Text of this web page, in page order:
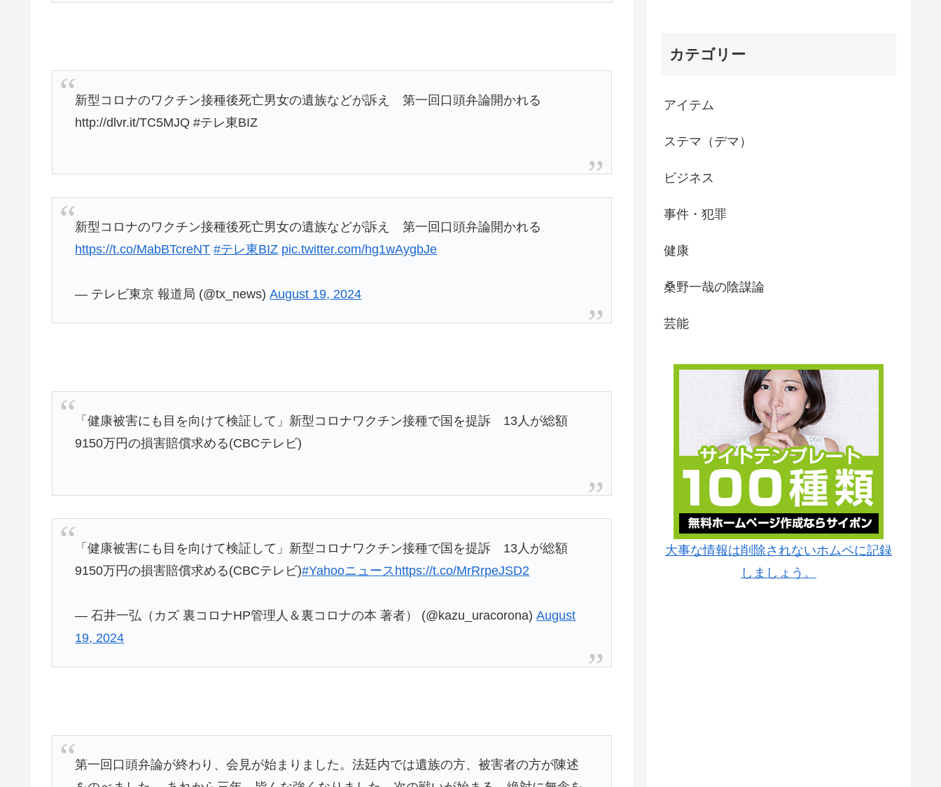
新型コロナのワクチン接種後死亡男女の遺族などが訴え 第一回口頭弁論開かれる
http://dlvr.it/TC5MJQ #テレ東BIZ
新型コロナのワクチン接種後死亡男女の遺族などが訴え 第一回口頭弁論開かれる
https://t.co/MabBTcreNT #テレ東BIZ pic.twitter.com/hg1wAygbJe
— テレビ東京 報道局 (@tx_news)August 19, 2024
「健康被害にも目を向けて検証して」新型コロナワクチン接種で国を提訴 13人が総額
9150万円の損害賠償求める(CBCテレビ)
「健康被害にも目を向けて検証して」新型コロナワクチン接種で国を提訴 13人が総額
9150万円の損害賠償求める(CBCテレビ)#Yahooニュース https://t.co/MrRrpeJSD2
— 石井一弘（カズ 裏コロナHP管理人＆裏コロナの本 著者） (@kazu_uracorona)August
19, 2024
第一回口頭弁論が終わり、会見が始まりました。法廷内では遺族の方、被害者の方が陳述
カテゴリー
アイテム
ステマ（デマ）
ビジネス
事件・犯罪
健康
桑野一哉の陰謀論
芸能
大事な情報は削除されないホムペに記録
しましょう。